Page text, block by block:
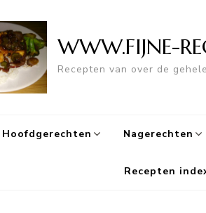
WWW.FIJNE-
Recepten van over de
Hoofdgerechten Nagerechten
Recepten